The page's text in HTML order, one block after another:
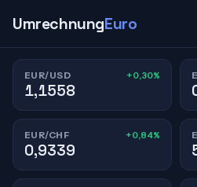
UmrechnungEuro
EUR/USD +0,30%
1,1558
EUR/CHF +0,84%
0,9339